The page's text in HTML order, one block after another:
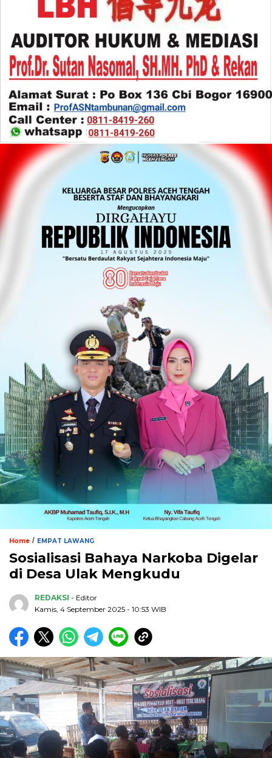
Home / EMPAT LAWANG
Sosialisasi Bahaya Narkoba Digelar
di Desa Ulak Mengkudu
REDAKSI - Editor
Kamis, 4 September 2025 - 10:53 WIB